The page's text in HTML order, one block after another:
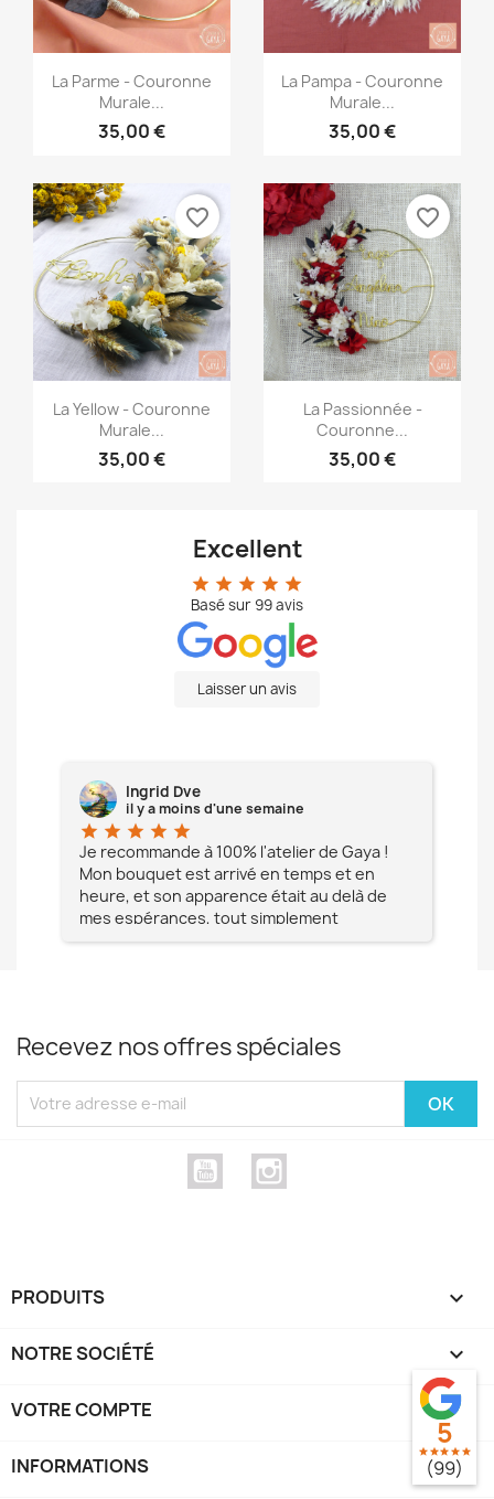
Aperçu rapide
La Parme - Couronne
Murale...
35,00 €
Aperçu rapide
La Pampa - Couronne
Murale...
35,00 €
Aperçu rapide
La Yellow - Couronne
Murale...
35,00 €
favorite_border
Aperçu rapide
La Passionnée -
Couronne...
35,00 €
favorite_border
Excellent
star star star star star
Basé sur 99avis
Laisser un avis
Ingrid Dve
il y a moins d'une semaine
star star star star star
Je recommande à 100% l'atelier de Gaya !
Mon bouquet est arrivé en temps et en
heure, et son apparence était au delà de
mes espérances, tout simplement
Recevez nos offres spéciales
YouTube
PRODUITS 
NOTRE SOCIÉTÉ 
VOTRE COMPTE 
INFORMATIONS keyboard_arrow_down
5
star starstar star star
(99)